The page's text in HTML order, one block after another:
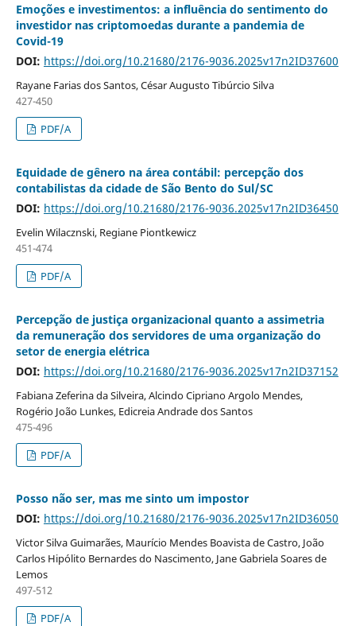
Emoções e investimentos: a influência do sentimento do
investidor nas criptomoedas durante a pandemia de
Covid-19
DOI: https://doi.org/10.21680/2176-9036.2025v17n2ID37600
Rayane Farias dos Santos, César Augusto Tibúrcio Silva
427-450
PDF/A
Equidade de gênero na área contábil: percepção dos
contabilistas da cidade de São Bento do Sul/SC
DOI: https://doi.org/10.21680/2176-9036.2025v17n2ID36450
Evelin Wilacznski, Regiane Piontkewicz
451-474
PDF/A
Percepção de justiça organizacional quanto a assimetria
da remuneração dos servidores de uma organização do
setor de energia elétrica
DOI: https://doi.org/10.21680/2176-9036.2025v17n2ID37152
Fabiana Zeferina da Silveira, Alcindo Cipriano Argolo Mendes,
Rogério João Lunkes, Edicreia Andrade dos Santos
475-496
PDF/A
Posso não ser, mas me sinto um impostor
DOI: https://doi.org/10.21680/2176-9036.2025v17n2ID36050
Victor Silva Guimarães, Maurício Mendes Boavista de Castro, João
Carlos Hipólito Bernardes do Nascimento, Jane Gabriela Soares de
Lemos
497-512
PDF/A